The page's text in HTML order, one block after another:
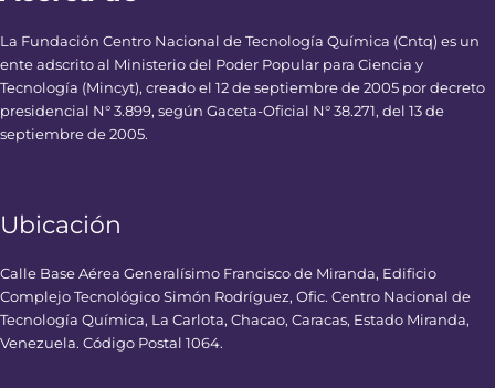
La Fundación Centro Nacional de Tecnología Química (Cntq) es un
ente adscrito al Ministerio del Poder Popular para Ciencia y
Tecnología (Mincyt), creado el 12 de septiembre de 2005 por decreto
presidencial N° 3.899, según Gaceta-Oficial N° 38.271, del 13 de
septiembre de 2005.
Ubicación
Calle Base Aérea Generalísimo Francisco de Miranda, Edificio
Complejo Tecnológico Simón Rodríguez, Ofic. Centro Nacional de
Tecnología Química, La Carlota, Chacao, Caracas, Estado Miranda,
Venezuela. Código Postal 1064.